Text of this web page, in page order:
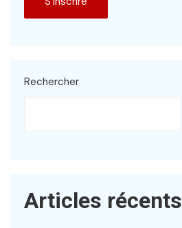
Rechercher
Articles récents